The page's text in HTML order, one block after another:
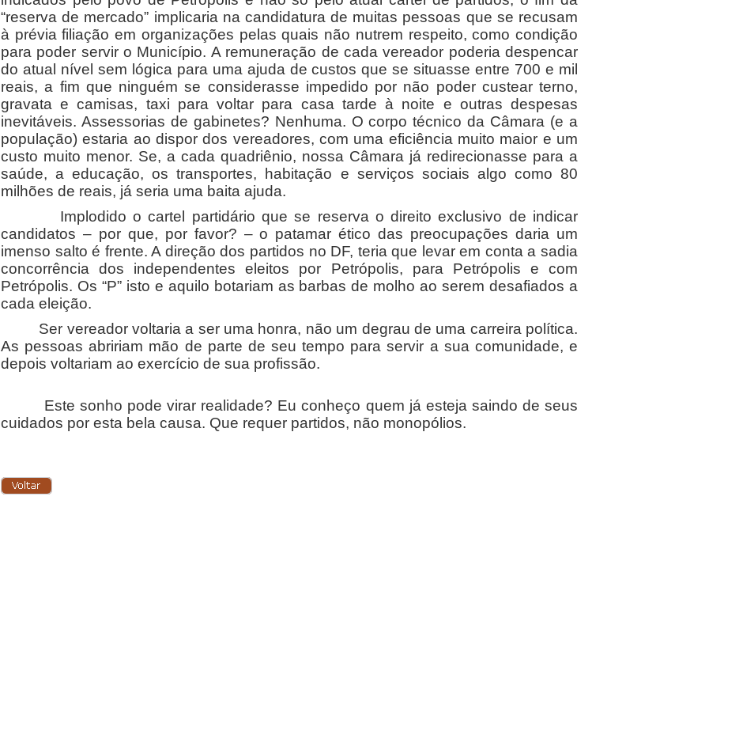
“reserva de mercado” implicaria na candidatura de muitas pessoas que se recusam
à prévia filiação em organizações pelas quais não nutrem respeito, como condição
para poder servir o Município. A remuneração de cada vereador poderia despencar
do atual nível sem lógica para uma ajuda de custos que se situasse entre 700 e mil
reais, a fim que ninguém se considerasse impedido por não poder custear terno,
gravata e camisas, taxi para voltar para casa tarde à noite e outras despesas
inevitáveis. Assessorias de gabinetes? Nenhuma. O corpo técnico da Câmara (e a
população) estaria ao dispor dos vereadores, com uma eficiência muito maior e um
custo muito menor. Se, a cada quadriênio, nossa Câmara já redirecionasse para a
saúde, a educação, os transportes, habitação e serviços sociais algo como 80
milhões de reais, já seria uma baita ajuda.
Implodido o cartel partidário que se reserva o direito exclusivo de indicar
candidatos – por que, por favor? – o patamar ético das preocupações daria um
imenso salto é frente. A direção dos partidos no DF, teria que levar em conta a sadia
concorrência dos independentes eleitos por Petrópolis, para Petrópolis e com
Petrópolis. Os “P” isto e aquilo botariam as barbas de molho ao serem desafiados a
cada eleição.
Ser vereador voltaria a ser uma honra, não um degrau de uma carreira política.
As pessoas abririam mão de parte de seu tempo para servir a sua comunidade, e
depois voltariam ao exercício de sua profissão.
Este sonho pode virar realidade? Eu conheço quem já esteja saindo de seus
cuidados por esta bela causa. Que requer partidos, não monopólios.